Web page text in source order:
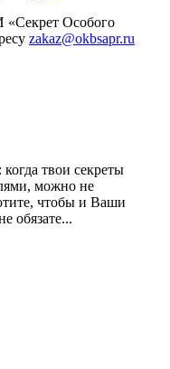
Особого
zakaz@okbsapr.ru
твои секреты
можно не
чтобы и Ваши
обязате...